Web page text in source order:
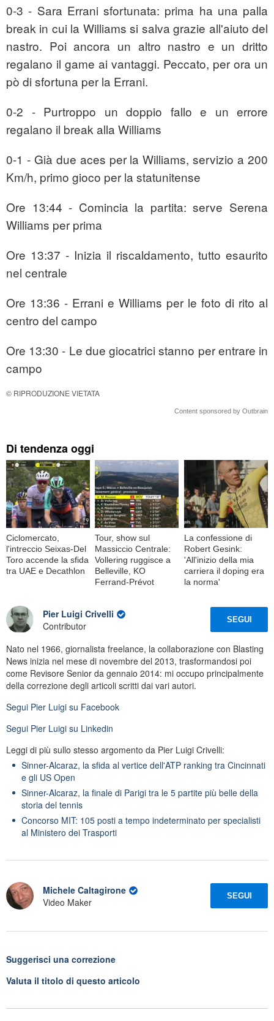
0-3 - Sara Errani sfortunata: prima ha una palla
break in cui la Williams si salva grazie all'aiuto del
nastro. Poi ancora un altro nastro e un dritto
regalano il game ai vantaggi. Peccato, per ora un
pò di sfortuna per la Errani.
0-2 - Purtroppo un doppio fallo e un errore
regalano il break alla Williams
0-1 - Già due aces per la Williams, servizio a 200
Km/h, primo gioco per la statunitense
Ore 13:44 - Comincia la partita: serve Serena
Williams per prima
Ore 13:37 - Inizia il riscaldamento, tutto esaurito
nel centrale
Ore 13:36 - Errani e Williams per le foto di rito al
centro del campo
Ore 13:30 - Le due giocatrici stanno per entrare in
campo
© RIPRODUZIONE VIETATA
Content sponsored by Outbrain
Di tendenza oggi
Ciclomercato,
l'intreccio Seixas-Del
Toro accende la sfida
tra UAE e Decathlon
Tour, show sul
Massiccio Centrale:
Vollering ruggisce a
Belleville, KO
Ferrand-Prévot
La confessione di
Robert Gesink:
'All'inizio della mia
carriera il doping era
la norma'
Pier Luigi Crivelli
Contributor
SEGUI
Nato nel 1966, giornalista freelance, la collaborazione con Blasting
News inizia nel mese di novembre del 2013, trasformandosi poi
come Revisore Senior da gennaio 2014: mi occupo principalmente
della correzione degli articoli scritti dai vari autori.
Segui Pier Luigi su Facebook
Segui Pier Luigi su Linkedin
Leggi di più sullo stesso argomento da Pier Luigi Crivelli:
Sinner-Alcaraz, la sfida al vertice dell'ATP ranking tra Cincinnati
e gli US Open
Sinner-Alcaraz, la finale di Parigi tra le 5 partite più belle della
storia del tennis
Concorso MIT: 105 posti a tempo indeterminato per specialisti
al Ministero dei Trasporti
Michele Caltagirone
Video Maker
SEGUI
Suggerisci una correzione
Valuta il titolo di questo articolo